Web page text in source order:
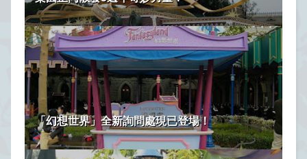
「幻想世界」全新詢問處現已登場！